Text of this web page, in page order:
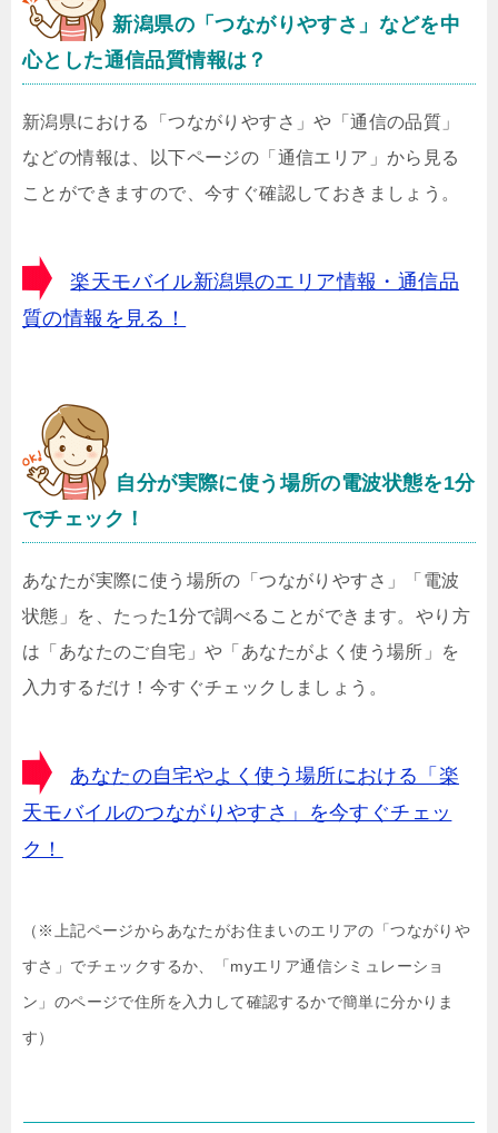
新潟県の「つながりやすさ」などを中
心とした通信品質情報は？
新潟県における「つながりやすさ」や「通信の品質」
などの情報は、以下ページの「通信エリア」から見る
ことができますので、今すぐ確認しておきましょう。
楽天モバイル新潟県のエリア情報・通信品
質の情報を見る！
自分が実際に使う場所の電波状態を1分
でチェック！
あなたが実際に使う場所の「つながりやすさ」「電波
状態」を、たった1分で調べることができます。やり方
は「あなたのご自宅」や「あなたがよく使う場所」を
入力するだけ！今すぐチェックしましょう。
あなたの自宅やよく使う場所における「楽
天モバイルのつながりやすさ」を今すぐチェッ
ク！
（※上記ページからあなたがお住まいのエリアの「つながりや
すさ」でチェックするか、「myエリア通信シミュレーショ
ン」のページで住所を入力して確認するかで簡単に分かりま
す）